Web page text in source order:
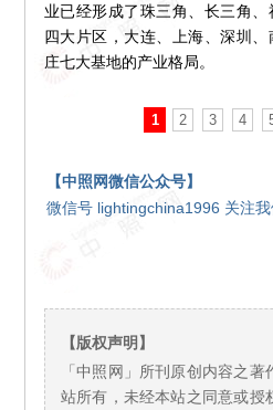
业已经形成了珠三角、长三角
四大片区，大连、上海、深圳
庄七大基地的产业格局。
1 2 3 4
【中照网微信公众号】
微信号 lightingchina1996 关注我
【版权声明】
「中照网」所刊原创内容之
站所有，未经本站之同意或授